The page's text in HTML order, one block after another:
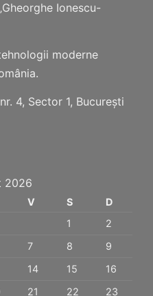
Ionescu-
moderne
4, Sector 1, București
2026
V S
D
1
2
7 8
9
14 15
16
21 22 23